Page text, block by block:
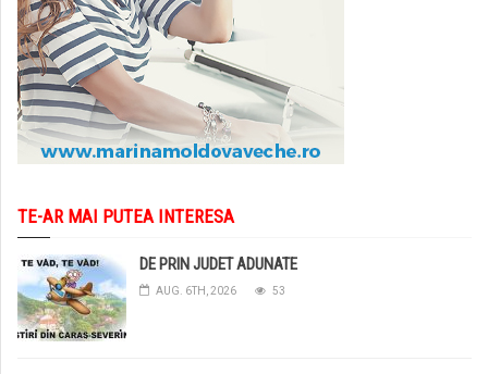
TE-AR MAI PUTEA INTERESA
DE PRIN JUDET ADUNATE
AUG. 6TH, 2026 53